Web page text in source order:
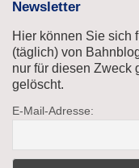
Newsletter
Hier können Sie sich
(täglich) von
nur für diesen Zweck
gelöscht.
E-Mail-Adresse: